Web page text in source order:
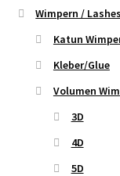
Wimpern / Lashes
Katun
Kleber/Glue
Volumen
3D
4D
5D